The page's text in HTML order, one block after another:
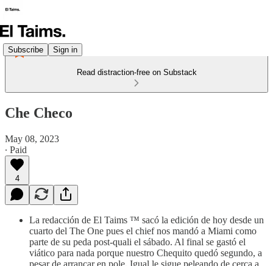
Subscribe Sign in
Read distraction-free on Substack
Che Checo
May 08, 2023
∙ Paid
4
La redacción de El Taims ™ sacó la edición de hoy desde un
cuarto del The One pues el chief nos mandó a Miami como
parte de su peda post-quali el sábado. Al final se gastó el
viático para nada porque nuestro Chequito quedó segundo, a
pesar de arrancar en pole. Igual le sigue peleando de cerca a